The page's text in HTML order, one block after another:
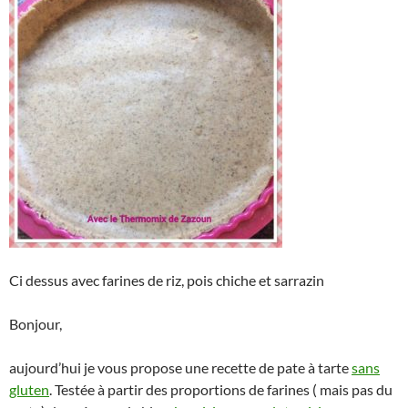
Ci dessus avec farines de riz, pois chiche et sarrazin
Bonjour,
aujourd’hui je vous propose une recette de pate à tartesans
gluten. Testée à partir des proportions de farines ( mais pas du